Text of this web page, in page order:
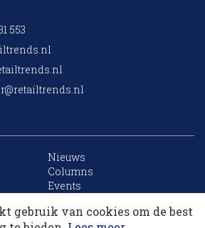
553
Nieuws
Columns
Events
Sitemap
gebruik van cookies om de best